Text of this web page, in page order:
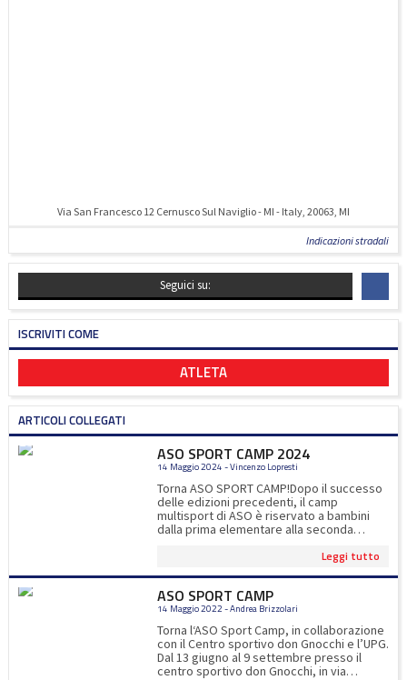
Via San Francesco 12 Cernusco Sul Naviglio - MI - Italy, 20063, MI
Indicazioni stradali
Seguici su:
ISCRIVITI COME
ATLETA
ARTICOLI COLLEGATI
ASO SPORT CAMP 2024
14 Maggio 2024 - Vincenzo Lopresti
Torna ASO SPORT CAMP!Dopo il successo
delle edizioni precedenti, il camp
multisport di ASO è riservato a bambini
dalla prima elementare alla seconda
saranno esperti di calcio, tennis, padel e
sportiva dei nostri iscritti!Per iscrizioni
www.asocernusco.itper info
asosportcamp@gmail.com
Leggi tutto
ASO SPORT CAMP
14 Maggio 2022 - Andrea Brizzolari
Torna l‘ASO Sport Camp, in collaborazione
con il Centro sportivo don Gnocchi e l’UPG.
Dal 13 giugno al 9 settembre presso il
centro sportivo don Gnocchi, in via